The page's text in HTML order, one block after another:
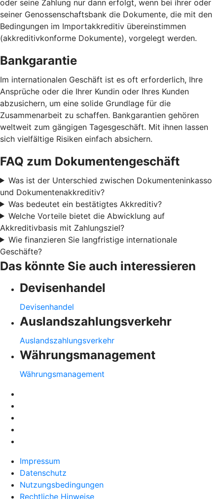
oder seine Zahlung nur dann erfolgt, wenn bei ihrer oder
seiner Genossenschaftsbank die Dokumente, die mit den
Bedingungen im Importakkreditiv übereinstimmen
(akkreditivkonforme Dokumente), vorgelegt werden.
Bankgarantie
Im internationalen Geschäft ist es oft erforderlich, Ihre
Ansprüche oder die Ihrer Kundin oder Ihres Kunden
abzusichern, um eine solide Grundlage für die
Zusammenarbeit zu schaffen. Bankgarantien gehören
weltweit zum gängigen Tagesgeschäft. Mit ihnen lassen
sich vielfältige Risiken einfach absichern.
FAQ zum Dokumentengeschäft
Was ist der Unterschied zwischen Dokumenteninkasso
und Dokumentenakkreditiv?
Was bedeutet ein bestätigtes Akkreditiv?
Welche Vorteile bietet die Abwicklung auf
Akkreditivbasis mit Zahlungsziel?
Wie finanzieren Sie langfristige internationale
Geschäfte?
Das könnte Sie auch interessieren
Devisenhandel
Devisenhandel
Auslandszahlungsverkehr
Auslandszahlungsverkehr
Währungsmanagement
Währungsmanagement
Impressum
Datenschutz
Nutzungsbedingungen
Rechtliche Hinweise